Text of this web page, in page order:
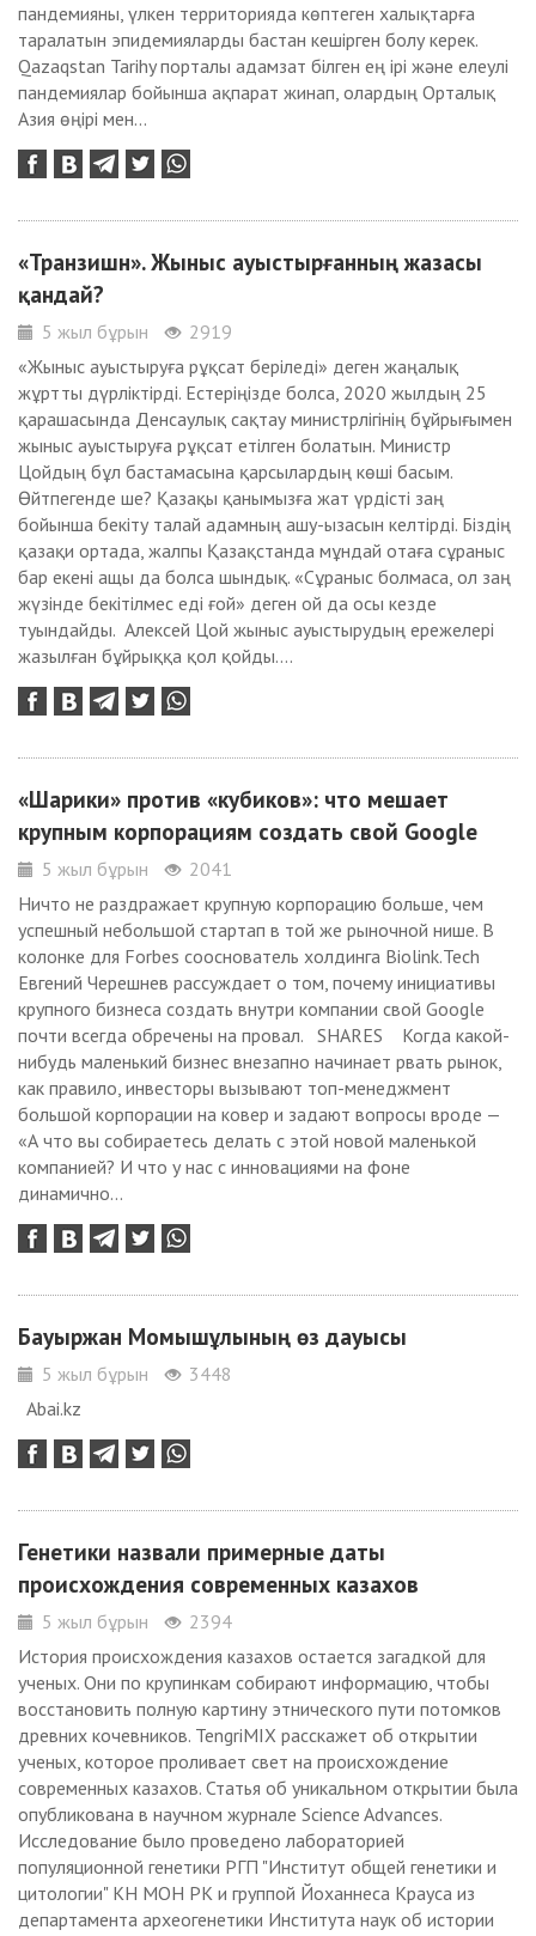
пандемияны, үлкен территорияда көптеген халықтарға
таралатын эпидемияларды бастан кешірген болу керек.
Qazaqstan Tarihy порталы адамзат білген ең ірі және елеулі
пандемиялар бойынша ақпарат жинап, олардың Орталық
Азия өңірі мен...
«Транзишн». Жыныс ауыстырғанның жазасы
қандай?
5 жыл бұрын
2919
«Жыныс ауыстыруға рұқсат беріледі» деген жаңалық
жұртты дүрліктірді. Естеріңізде болса, 2020 жылдың 25
қарашасында Денсаулық сақтау министрлігінің бұйрығымен
жыныс ауыстыруға рұқсат етілген болатын. Министр
Цойдың бұл бастамасына қарсылардың көші басым.
Өйтпегенде ше? Қазақы қанымызға жат үрдісті заң
бойынша бекіту талай адамның ашу-ызасын келтірді. Біздің
қазақи ортада, жалпы Қазақстанда мұндай отаға сұраныс
бар екені ащы да болса шындық. «Сұраныс болмаса, ол заң
жүзінде бекітілмес еді ғой» деген ой да осы кезде
туындайды. Алексей Цой жыныс ауыстырудың ережелері
жазылған бұйрыққа қол қойды....
«Шарики» против «кубиков»: что мешает
крупным корпорациям создать свой Google
5 жыл бұрын
2041
Ничто не раздражает крупную корпорацию больше, чем
успешный небольшой стартап в той же рыночной нише. В
колонке для Forbes сооснователь холдинга Biolink.Tech
Евгений Черешнев рассуждает о том, почему инициативы
крупного бизнеса создать внутри компании свой Google
почти всегда обречены на провал. SHARES Когда какой-
нибудь маленький бизнес внезапно начинает рвать рынок,
как правило, инвесторы вызывают топ-менеджмент
большой корпорации на ковер и задают вопросы вроде —
«А что вы собираетесь делать с этой новой маленькой
компанией? И что у нас с инновациями на фоне
динамично...
Бауыржан Момышұлының өз дауысы
5 жыл бұрын
3448
Abai.kz
Генетики назвали примерные даты
происхождения современных казахов
5 жыл бұрын
2394
История происхождения казахов остается загадкой для
ученых. Они по крупинкам собирают информацию, чтобы
восстановить полную картину этнического пути потомков
древних кочевников. TengriMIX расскажет об открытии
ученых, которое проливает свет на происхождение
современных казахов. Статья об уникальном открытии была
опубликована в научном журнале Science Advances.
Исследование было проведено лабораторией
популяционной генетики РГП "Институт общей генетики и
цитологии" КН МОН РК и группой Йоханнеса Крауса из
департамента археогенетики Института наук об истории